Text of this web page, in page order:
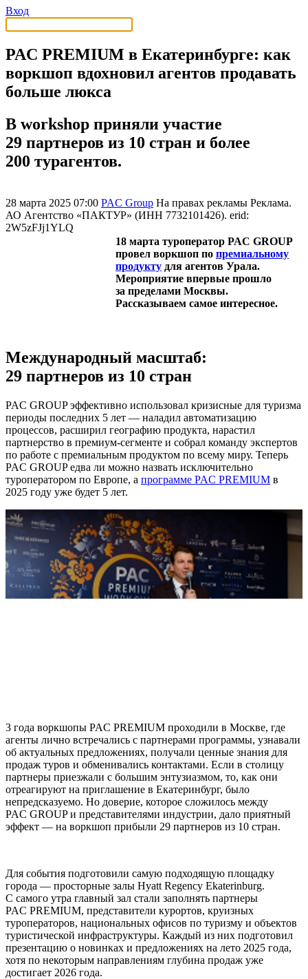
Вход
PAC PREMIUM в Екатеринбурге: как
воркшоп вдохновил агентов продавать
больше люкса
В workshop приняли участие
29 партнеров из 10 стран и более
200 турагентов.
28 марта 2025 07:00 PAC Group На правах рекламы Реклама.
АО Агентство «ПАКТУР» (ИНН 7732101426). erid:
2W5zFJj1YLQ
18 марта туроператор PAC GROUP
провел воркшоп по премиальному
продукту для агентов Урала.
Мероприятие впервые прошло
за пределами Москвы.
Рассказываем самое интересное.
Международный масштаб:
29 партнеров из 10 стран
PAC GROUP эффективно использовал кризисные для туризма
периоды последних 5 лет — наладил автоматизацию
процессов, расширил географию продукта, нарастил
партнерство в премиум-сегменте и собрал команду экспертов
по работе с премиальным продуктом по всему миру. Теперь
PAC GROUP едва ли можно назвать исключительно
туроператором по Европе, а программе PAC PREMIUM в
2025 году уже будет 5 лет.
3 года воркшопы PAC PREMIUM проходили в Москве, где
агенты лично встречались с партнерами программы, узнавали
об актуальных предложениях, получали ценные знания для
продаж туров и обменивались контактами. Если в столицу
партнеры приезжали с большим энтузиазмом, то, как они
отреагируют на приглашение в Екатеринбург, было
непредсказуемо. Но доверие, которое сложилось между
PAC GROUP и представителями индустрии, дало приятный
эффект — на воркшоп прибыли 29 партнеров из 10 стран.
Для события подготовили самую подходящую площадку
города — просторные залы Hyatt Regency Ekaterinburg.
С самого утра главный зал стали заполнять партнеры
PAC PREMIUM, представители курортов, круизных
туроператоров, национальных офисов по туризму и объектов
туристической инфраструктуры. Каждый из них подготовил
презентацию о новинках и предложениях на лето 2025 года,
хотя по некоторым направлениям глубина продаж уже
достигает 2026 года.